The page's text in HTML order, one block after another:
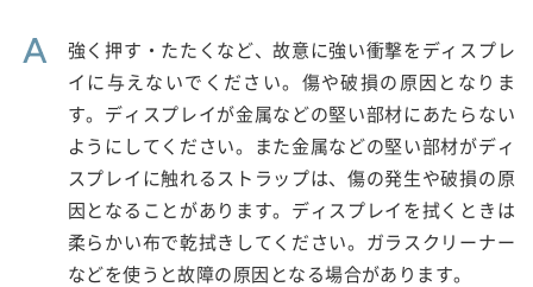
A
強く押す・たたくなど、故意に強い衝撃をディスプレ
イに与えないでください。傷や破損の原因となりま
す。ディスプレイが金属などの堅い部材にあたらない
ようにしてください。また金属などの堅い部材がディ
スプレイに触れるストラップは、傷の発生や破損の原
因となることがあります。ディスプレイを拭くときは
柔らかい布で乾拭きしてください。ガラスクリーナー
などを使うと故障の原因となる場合があります。